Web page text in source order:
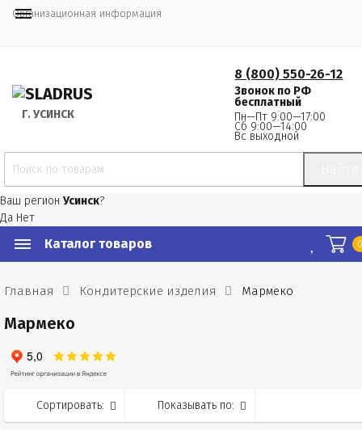
Организационная информация
Г. УСИНСК
8 (800) 550-26-12
Звонок по РФ
бесплатный
Пн—Пт 9:00—17:00
Сб 9:00—14:00
Вс выходной
Ваш регион Усинск?
Да Нет
Каталог товаров
Главная Кондитерские изделия Мармеко
Мармеко
Сортировать: Показывать по: